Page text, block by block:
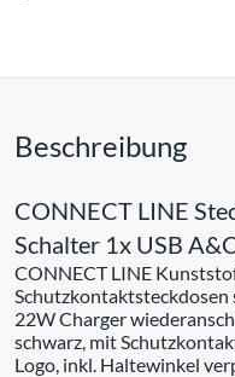
Beschreibung
CONNECT LINE
Schalter 1x USB
CONNECT LINE
Schutzkontaktsteckdosen
22W Charger
schwarz, mit
Logo, inkl. Haltewinkel